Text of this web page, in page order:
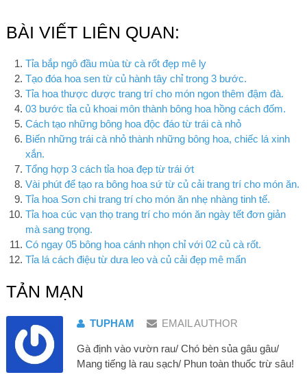
BÀI VIẾT LIÊN QUAN:
Tỉa bắp ngô đầu mùa từ cà rốt đẹp mê ly
Tạo đóa hoa sen từ củ hành tây chỉ trong 3 bước.
Tỉa hoa thược dược trang trí cho món ngon thêm đậm đà.
03 bước tỉa củ khoai môn thành bông hoa hồng cách đốm.
Cách tạo những bông hoa độc đáo từ trái cà nhỏ
Biến những trái cà nhỏ thành những bông hoa, chiếc lá xinh
xắn.
Tổng hợp 3 cách tỉa hoa đẹp từ trái ớt
Vài phút để tạo ra bông hoa sứ từ củ cải trang trí cho món ăn.
Tỉa hoa Sơn chi trang trí cho món ăn nhẹ nhàng tinh tế.
Tỉa hoa cúc vạn thọ trang trí cho món ăn ngày tết đơn giản
mà sang trọng.
Có ngay 05 bông hoa cánh nhọn chỉ với 02 củ cà rốt.
Tỉa lá cách điệu từ dưa leo và củ cải đẹp mê mẩn
TẢN MẠN
TUPHAM EMAIL AUTHOR
Gà định vào vườn rau/ Chó bèn sủa gâu gâu/
Mang tiếng là rau sạch/ Phun toàn thuốc trừ sâu!